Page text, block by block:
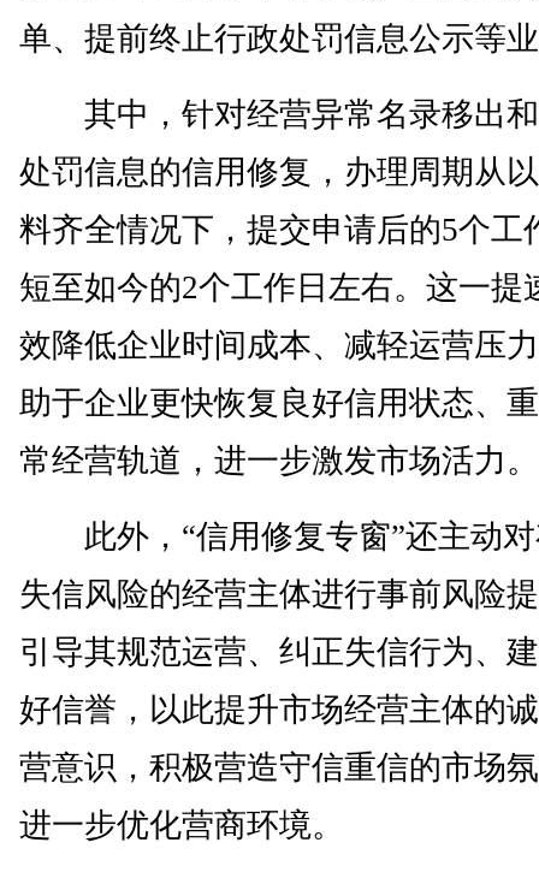
单、提前终止行政处罚信息公示等
其中，针对经营异常名录移出
处罚信息的信用修复，办理周期从
料齐全情况下，提交申请后的5个工
短至如今的2个工作日左右。这一提
效降低企业时间成本、减轻运营压
助于企业更快恢复良好信用状态、
常经营轨道，进一步激发市场活力。
此外，“信用修复专窗”还主动对
失信风险的经营主体进行事前风险
引导其规范运营、纠正失信行为、
好信誉，以此提升市场经营主体的
营意识，积极营造守信重信的市场
进一步优化营商环境。